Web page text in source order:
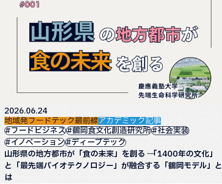
2026.06.24
地域発フードテック最前線アカデミック記事
#フードビジネス#鶴岡食文化創造研究所#社会実装
#イノベーション#ディープテック
山形県の地方都市が「食の未来」を創る ── 「1400年の文化」
と「最先端バイオテクノロジー」が融合する「鶴岡モデル」と
は